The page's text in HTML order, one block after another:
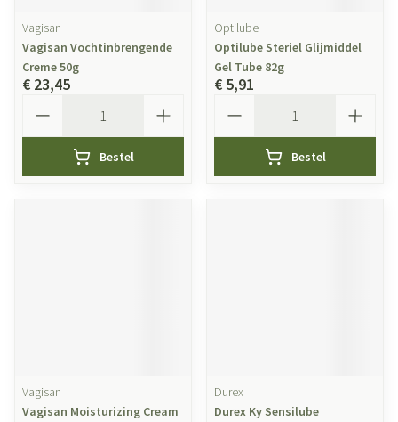
Vagisan
Vagisan Vochtinbrengende
Creme 50g
€ 23,45
Bestel
Optilube
Optilube Steriel Glijmiddel
Gel Tube 82g
€ 5,91
Bestel
Vagisan
Vagisan Moisturizing Cream
Durex
Durex Ky Sensilube